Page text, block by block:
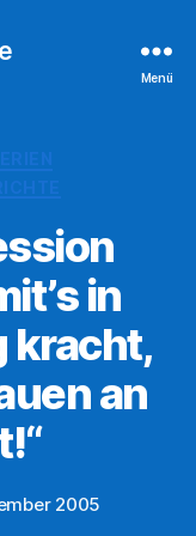
Menü
in
kracht,
an
2005